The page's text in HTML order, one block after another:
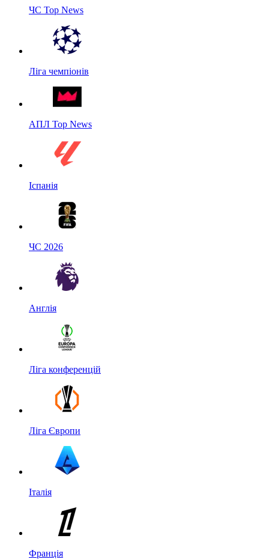
ЧС Top News
Ліга чемпіонів
АПЛ Top News
Іспанія
ЧС 2026
Англія
Ліга конференцій
Ліга Європи
Італія
Франція